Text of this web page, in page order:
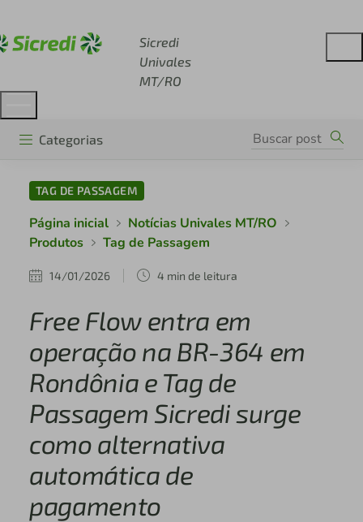
Sicredi
Univales
MT/RO
Categorias
TAG DE PASSAGEM
Página inicial
Notícias Univales MT/RO
Produtos
Tag de Passagem
14/01/2026 4 min de leitura
Free Flow entra em
operação na BR-364 em
Rondônia e Tag de
Passagem Sicredi surge
como alternativa
automática de
pagamento